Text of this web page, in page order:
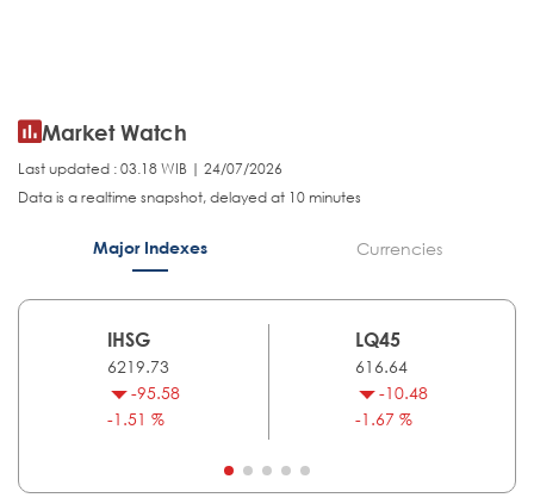
Market Watch
Last updated : 03.18 WIB | 24/07/2026
Data is a realtime snapshot, delayed at 10 minutes
Major Indexes Currencies
IHSG
6219.73
-95.58
-1.51 %
LQ45
616.64
-10.48
-1.67 %